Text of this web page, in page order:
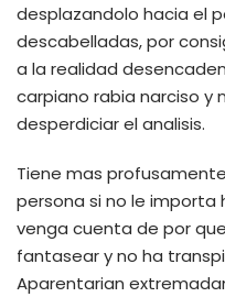
desplazandolo hacia el
descabelladas, por
a la realidad
carpiano rabia narciso y
desperdiciar el analisis.
Tiene mas
persona si no le importa
venga cuenta de por
fantasear y no ha
Aparentarian